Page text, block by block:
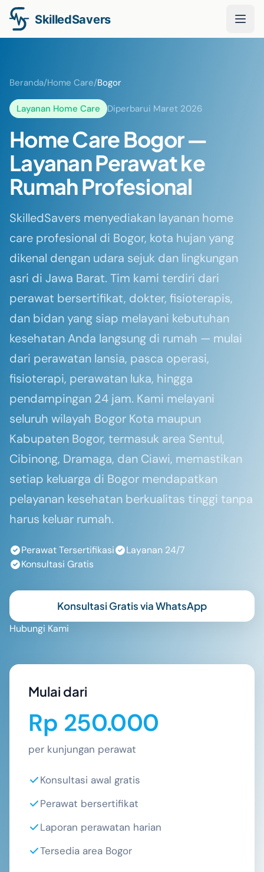
Beranda/Home Care/Bogor
Layanan Home Care Diperbarui Maret 2026
Home Care Bogor —
Layanan Perawat ke
Rumah Profesional
SkilledSavers menyediakan layanan home
care profesional di Bogor, kota hujan yang
dikenal dengan udara sejuk dan lingkungan
asri di Jawa Barat. Tim kami terdiri dari
perawat bersertifikat, dokter, fisioterapis,
dan bidan yang siap melayani kebutuhan
kesehatan Anda langsung di rumah — mulai
dari perawatan lansia, pasca operasi,
fisioterapi, perawatan luka, hingga
pendampingan 24 jam. Kami melayani
seluruh wilayah Bogor Kota maupun
Kabupaten Bogor, termasuk area Sentul,
Cibinong, Dramaga, dan Ciawi, memastikan
setiap keluarga di Bogor mendapatkan
pelayanan kesehatan berkualitas tinggi tanpa
harus keluar rumah.
Perawat Tersertifikasi
Layanan 24/7
Konsultasi Gratis
Konsultasi Gratis via WhatsApp
Hubungi Kami
Mulai dari
Rp 250.000
per kunjungan perawat
Konsultasi awal gratis
Perawat bersertifikat
Laporan perawatan harian
Tersedia area Bogor